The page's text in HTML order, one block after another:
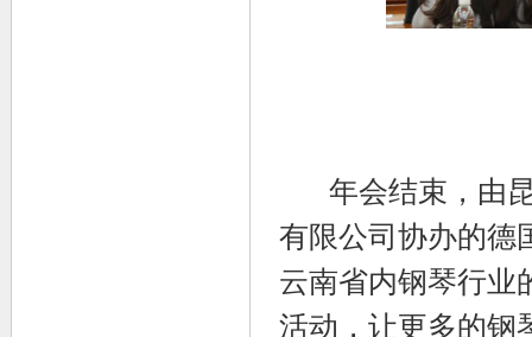
年会结束，由昆
有限公司协办的德
云南省内钢琴行业
活动，让更多的钢